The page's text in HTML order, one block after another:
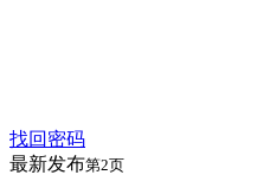
找回密码
最新发布第2页